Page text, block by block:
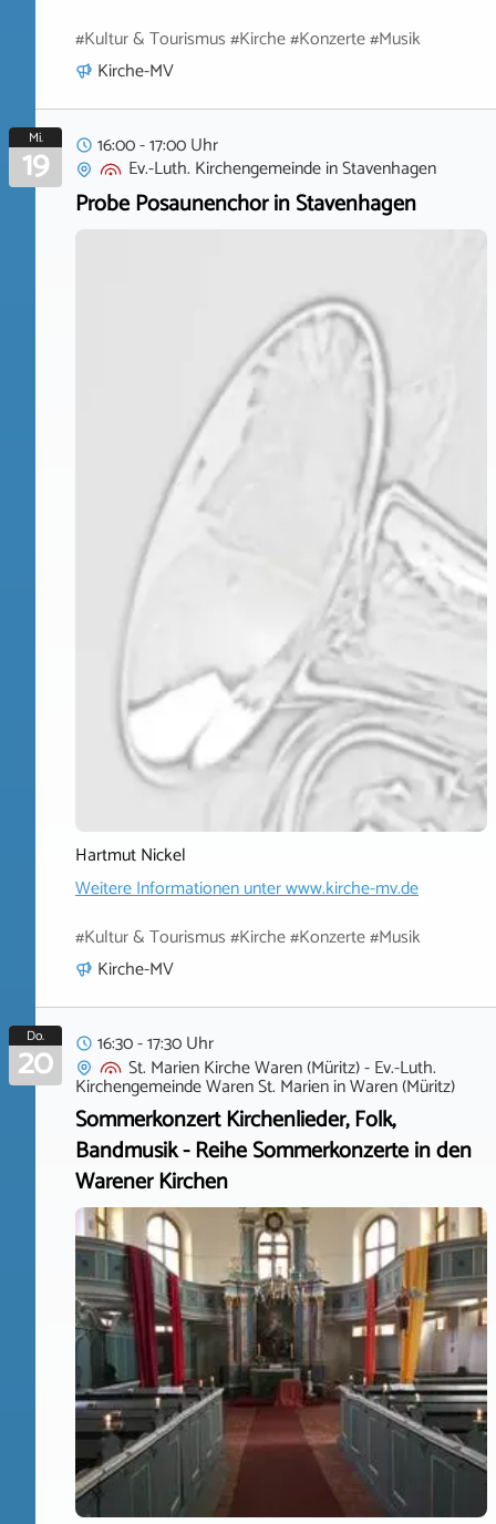
#Kultur & Tourismus #Kirche #Konzerte #Musik
Kirche-MV
Mi.
19
16:00 - 17:00 Uhr
Ev.-Luth. KirchengemeindeinStavenhagen
Probe Posaunenchor in Stavenhagen
Hartmut Nickel
Weitere Informationen unterwww.kirche-mv.de
#Kultur & Tourismus #Kirche #Konzerte #Musik
Kirche-MV
Do.
20
16:30 - 17:30 Uhr
St. Marien Kirche Waren (Müritz) - Ev.-Luth.
Kirchengemeinde Waren St. MarieninWaren (Müritz)
Sommerkonzert Kirchenlieder, Folk,
Bandmusik - Reihe Sommerkonzerte in den
Warener Kirchen